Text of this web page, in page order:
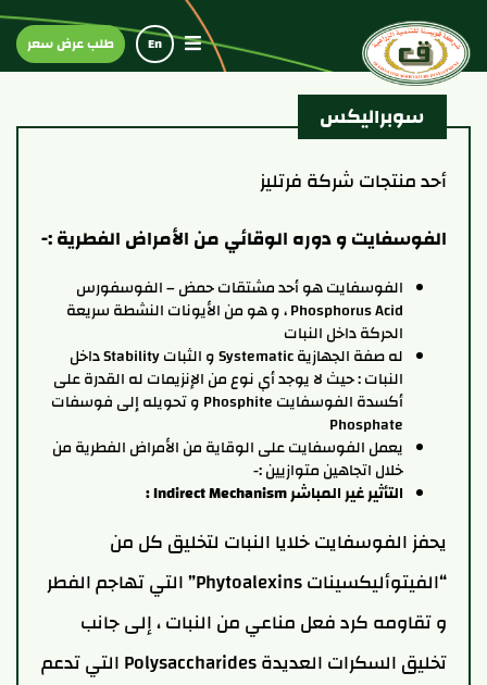
En طلب عرض سعر
سوبراليكس
أحد منتجات شركة فرتليز
الفوسفايت و دوره الوقائي من الأمراض الفطرية :-
الفوسفايت هو أحد مشتقات حمض – الفوسفورس
Phosphorus Acid ، و هو من الأيونات النشطة سريعة
الحركة داخل النبات
له صفة الجهازية Systematic و الثبات Stability داخل
النبات : حيث لا يوجد أي نوع من الإنزيمات له القدرة على
أكسدة الفوسفايت Phosphite و تحويله إلى فوسفات
Phosphate
يعمل الفوسفايت على الوقاية من الأمراض الفطرية من
خلال اتجاهين متوازيين :-
التأثير غير المباشرIndirect Mechanism
:
يحفز الفوسفايت خلايا النبات لتخليق كل من
“الفيتوأليكسينات Phytoalexins” التي تهاجم الفطر
و تقاومه كرد فعل مناعي من النبات ، إلى جانب
تخليق السكرات العديدة Polysaccharides التي تدعم